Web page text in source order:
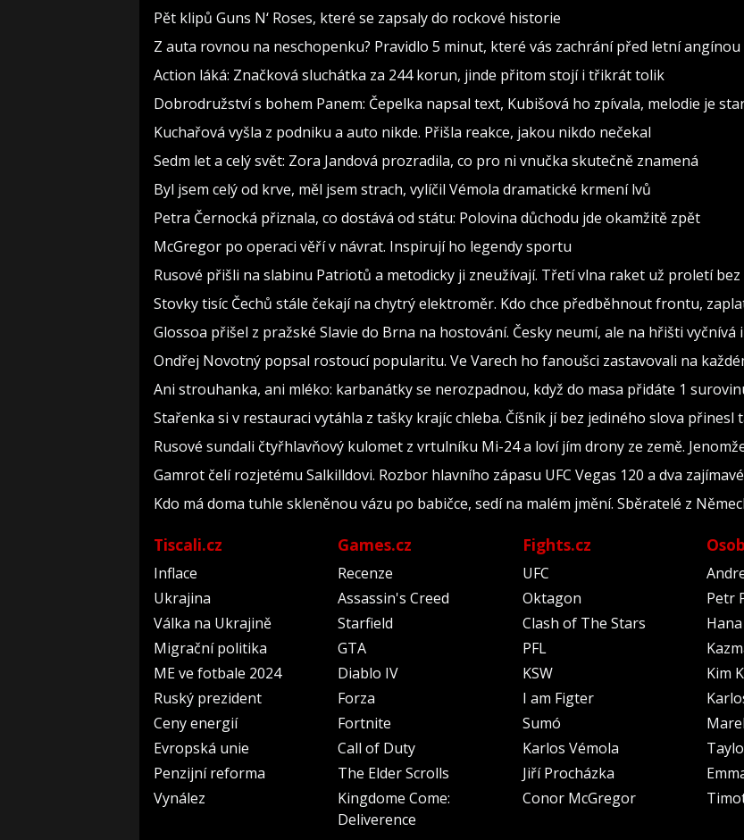
Pět klipů Guns N‘ Roses, které se zapsaly do rockové historie
Z auta rovnou na neschopenku? Pravidlo 5 minut, které vás zachrání před letní angínou
Action láká: Značková sluchátka za 244 korun, jinde přitom stojí i třikrát tolik
Dobrodružství s bohem Panem: Čepelka napsal text, Kubišová ho zpívala, melodie je
Kuchařová vyšla z podniku a auto nikde. Přišla reakce, jakou nikdo nečekal
Sedm let a celý svět: Zora Jandová prozradila, co pro ni vnučka skutečně znamená
Byl jsem celý od krve, měl jsem strach, vylíčil Vémola dramatické krmení lvů
Petra Černocká přiznala, co dostává od státu: Polovina důchodu jde okamžitě zpět
McGregor po operaci věří v návrat. Inspirují ho legendy sportu
Rusové přišli na slabinu Patriotů a metodicky ji zneužívají. Třetí vlna raket už proletí
Stovky tisíc Čechů stále čekají na chytrý elektroměr. Kdo chce předběhnout frontu,
Glossoa přišel z pražské Slavie do Brna na hostování. Česky neumí, ale na hřišti vyčnívá
Ondřej Novotný popsal rostoucí popularitu. Ve Varech ho fanoušci zastavovali na
Ani strouhanka, ani mléko: karbanátky se nerozpadnou, když do masa přidáte 1
Stařenka si v restauraci vytáhla z tašky krajíc chleba. Číšník jí bez jediného slova přinesl
Rusové sundali čtyřhlavňový kulomet z vrtulníku Mi-24 a loví jím drony ze země.
Gamrot čelí rozjetému Salkilldovi. Rozbor hlavního zápasu UFC Vegas 120 a dva
Kdo má doma tuhle skleněnou vázu po babičce, sedí na malém jmění. Sběratelé z
Tiscali.cz
Inflace
Ukrajina
Válka na Ukrajině
Migrační politika
ME ve fotbale 2024
Ruský prezident
Ceny energií
Evropská unie
Penzijní reforma
Vynález
Games.cz
Recenze
Assassin's Creed
Starfield
GTA
Diablo IV
Forza
Fortnite
Call of Duty
The Elder Scrolls
Kingdome Come:
Deliverence
Fights.cz
UFC
Oktagon
Clash of The Stars
PFL
KSW
I am Figter
Sumó
Karlos Vémola
Jiří Procházka
Conor McGregor
Petr
Kim